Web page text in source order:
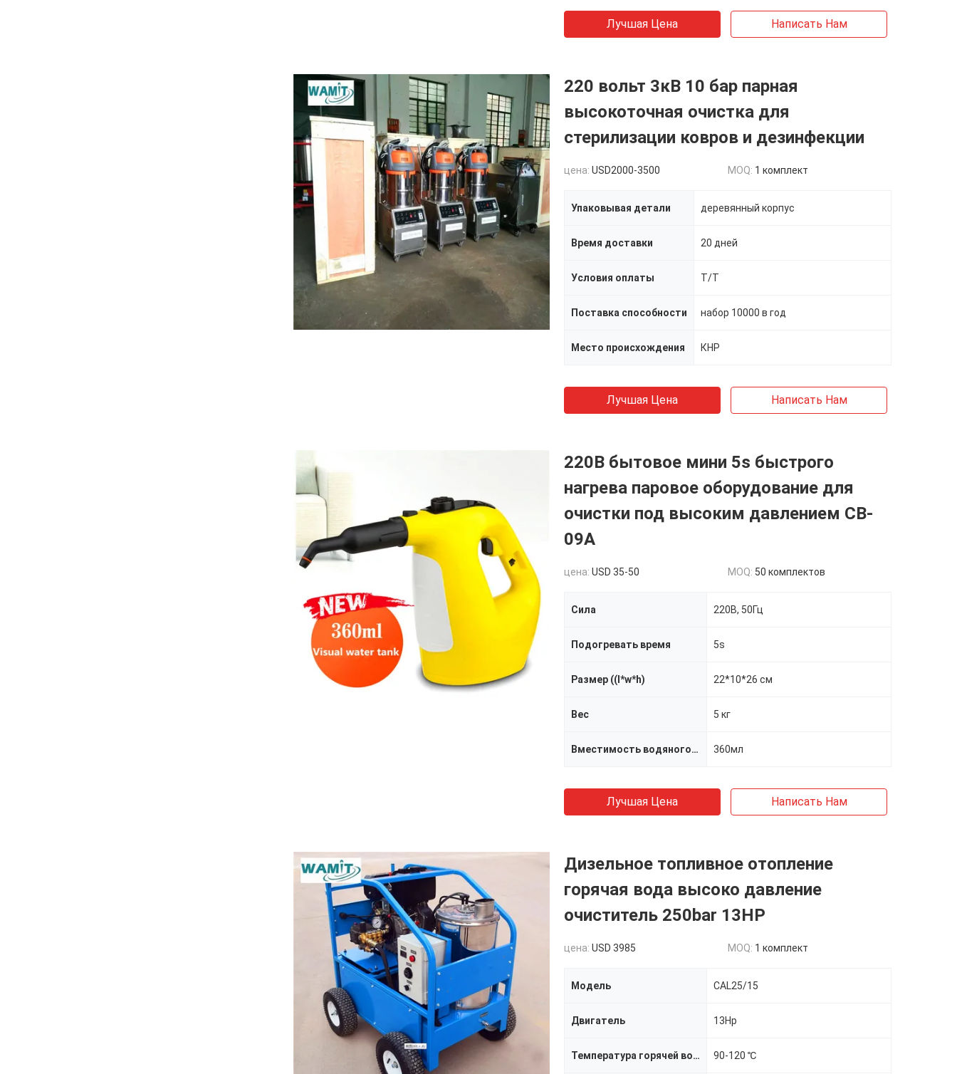
Лучшая Цена Написать Нам
220 вольт 3кВ 10 бар парная
высокоточная очистка для
стерилизации ковров и дезинфекции
цена: USD2000-3500 MOQ: 1 комплект
Упаковывая детали деревянный корпус
Время доставки 20 дней
Условия оплаты T/T
Поставка способности набор 10000 в год
Место происхождения КНР
Лучшая Цена Написать Нам
220В бытовое мини 5s быстрого
нагрева паровое оборудование для
очистки под высоким давлением CB-
09A
цена: USD 35-50 MOQ: 50 комплектов
Сила 220В, 50Гц
Подогревать время 5s
Размер ((l*w*h) 22*10*26 см
Вес 5 кг
Вместимость водяного бака 360мл
Лучшая Цена Написать Нам
Дизельное топливное отопление
горячая вода высоко давление
очиститель 250bar 13HP
цена: USD 3985 MOQ: 1 комплект
Модель CAL25/15
Двигатель 13Hp
Температура горячей воды 90-120 ℃